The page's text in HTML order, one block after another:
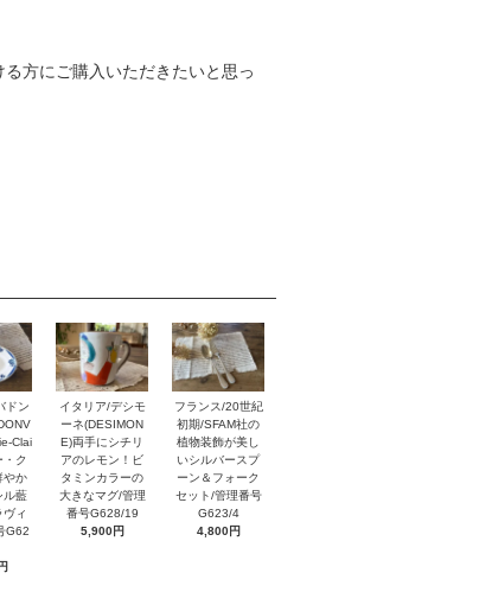
方にご購入いただきたいと思っ
ドン
Clai
ク
やか
ル藍
ィ
G62
イタリア/デシモ
ーネ(DESIMON
E)両手にシチリ
アのレモン！ビ
タミンカラーの
大きなマグ/管理
番号G628/19
5,900円
フランス/20世紀
初期/SFAM社の
植物装飾が美し
いシルバースプ
ーン＆フォーク
セット/管理番号
G623/4
4,800円